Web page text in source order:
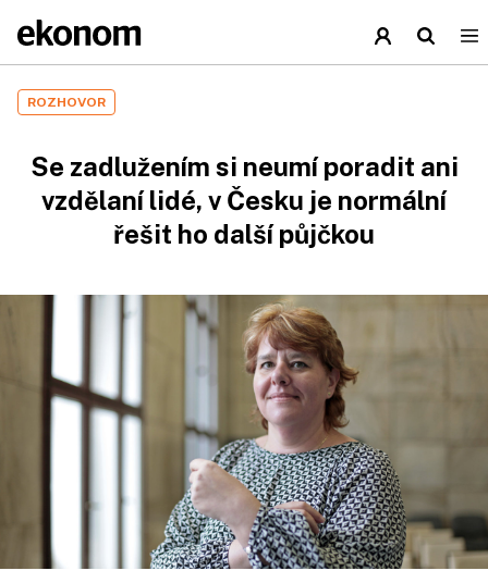
ROZHOVOR
Se zadlužením si neumí poradit ani
vzdělaní lidé, v Česku je normální
řešit ho další půjčkou